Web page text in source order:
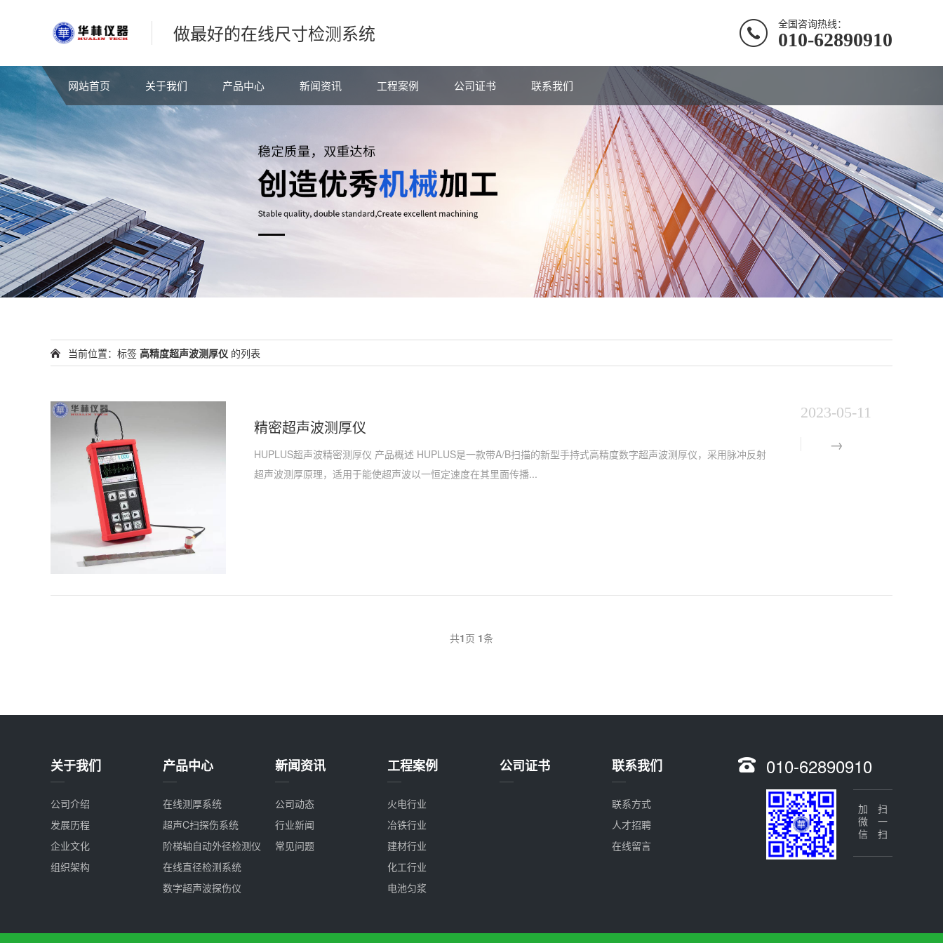
做最好的在线尺寸检测系统 全国咨询热线：
010-62890910
网站首页 关于我们 产品中心 新闻资讯 工程案例 公司证书 联系我们
当前位置：标签 高精度超声波测厚仪 的列表
精密超声波测厚仪
2023-05-11
HUPLUS超声波精密测厚仪 产品概述 HUPLUS是一款带A/B扫描的新型手持式高精度数字超声波测厚仪，采用脉冲反射
超声波测厚原理，适用于能使超声波以一恒定速度在其里面传播...
共1页 1条
关于我们
公司介绍
发展历程
企业文化
组织架构
产品中心
在线测厚系统
超声C扫探伤系统
阶梯轴自动外径检测仪
在线直径检测系统
数字超声波探伤仪
新闻资讯
公司动态
行业新闻
常见问题
工程案例
火电行业
冶铁行业
建材行业
化工行业
电池匀浆
公司证书 联系我们
联系方式
人才招聘
在线留言
010-62890910
扫一扫
加微信